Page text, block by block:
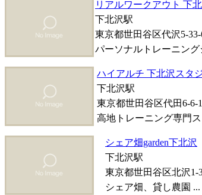
リアルワークアウト 下
下北沢駅
東京都世田谷区代沢5-
パーソナルトレーニング
ハイアルチ 下北沢スタ
下北沢駅
東京都世田谷区代田6-
高地トレーニング専門
シェア畑garden下北沢
下北沢駅
東京都世田谷区北沢1-
シェア畑、貸し農園 ...